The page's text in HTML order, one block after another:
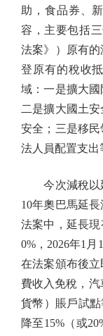
助，食品券、
容，主要包括
法案》）原有
登原有的稅收
域：一是擴大國
二是擴大國土
安全；三是移
法人員配置支出
今次減稅以延
10年奧巴馬延
法案中，延長
0%，2026年1
在法案頒布後
費收入免稅，
貨幣）賬戶試
降至15%（或